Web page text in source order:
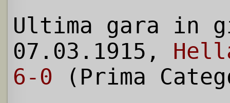
Ultima gara in
07.03.1915,
6-0 (Prima